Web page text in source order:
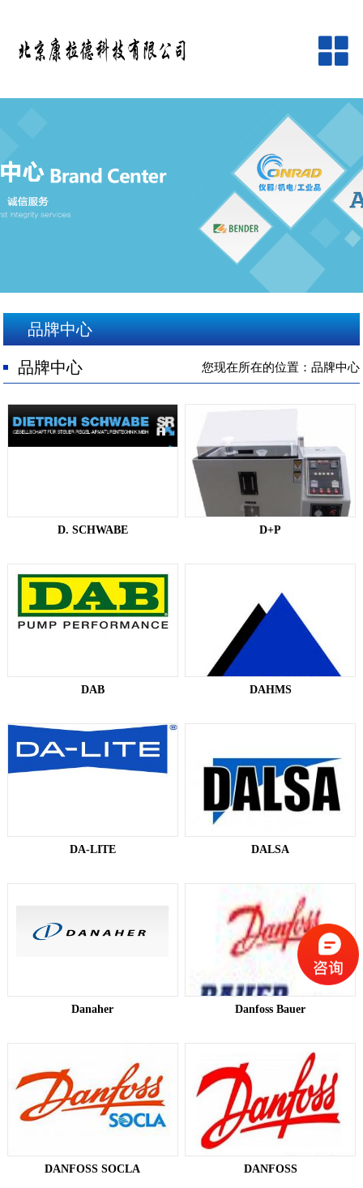
品牌中心
客户服务
在线留言
人才招聘
联系我们
品牌中心
品牌中心 您现在所在的位置：品牌中心
D. SCHWABE D+P
DAB​ DAHMS​
​DA-LITE​ DALSA​
Danaher Danfoss Bauer
DANFOSS SOCLA​ DANFOSS​